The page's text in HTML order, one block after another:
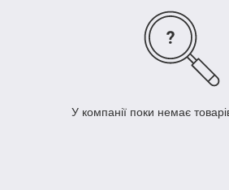
У компанії поки немає